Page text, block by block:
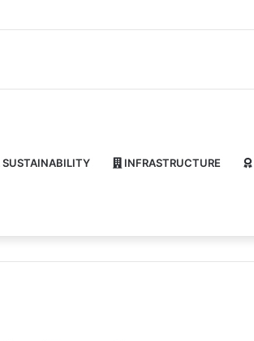
SUSTAINABILITY INFRASTRUCTURE